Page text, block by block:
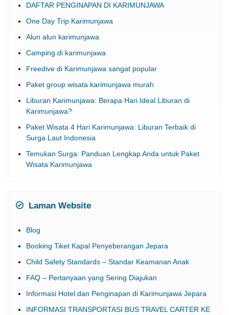
DAFTAR PENGINAPAN DI KARIMUNJAWA
One Day Trip Karimunjawa
Alun alun karimunjawa
Camping di karimunjawa
Freedive di Karimunjawa sangat popular
Paket group wisata karimunjawa murah
Liburan Karimunjawa: Berapa Hari Ideal Liburan di
Karimunjawa?
Paket Wisata 4 Hari Karimunjawa: Liburan Terbaik di
Surga Laut Indonesia
Temukan Surga: Panduan Lengkap Anda untuk Paket
Wisata Karimunjawa
Laman Website
Blog
Booking Tiket Kapal Penyeberangan Jepara
Child Safety Standards – Standar Keamanan Anak
FAQ – Pertanyaan yang Sering Diajukan
Informasi Hotel dan Penginapan di Karimunjawa Jepara
INFORMASI TRANSPORTASI BUS TRAVEL CARTER KE